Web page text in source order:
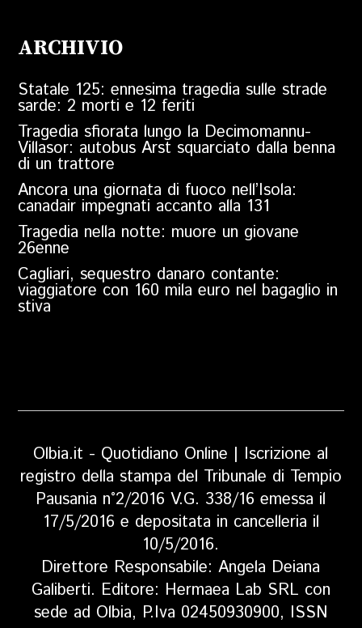
ARCHIVIO
Statale 125: ennesima tragedia sulle strade
sarde: 2 morti e 12 feriti
Tragedia sfiorata lungo la Decimomannu-
Villasor: autobus Arst squarciato dalla benna
di un trattore
Ancora una giornata di fuoco nell’Isola:
canadair impegnati accanto alla 131
Tragedia nella notte: muore un giovane
26enne
Cagliari, sequestro danaro contante:
viaggiatore con 160 mila euro nel bagaglio in
stiva
Olbia.it - Quotidiano Online | Iscrizione al
registro della stampa del Tribunale di Tempio
Pausania n°2/2016 V.G. 338/16 emessa il
17/5/2016 e depositata in cancelleria il
10/5/2016.
Direttore Responsabile: Angela Deiana
Galiberti. Editore: Hermaea Lab SRL con
sede ad Olbia, P.Iva 02450930900, ISSN